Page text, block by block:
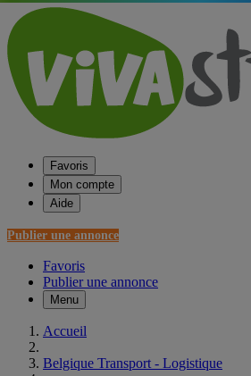
Favoris
Mon compte
Aide
Publier une annonce
Favoris
Publier une annonce
Menu
Accueil
Belgique Transport - Logistique